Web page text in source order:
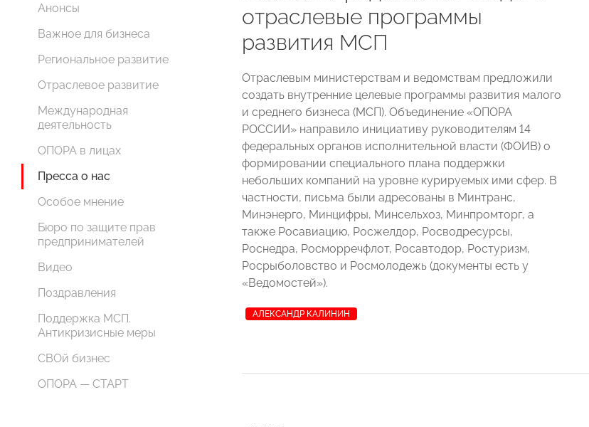
Анонсы
Важное для бизнеса
Региональное развитие
Отраслевое развитие
Международная
деятельность
ОПОРА в лицах
Пресса о нас
Особое мнение
Бюро по защите прав
предпринимателей
Видео
Поздравления
Поддержка МСП.
Антикризисные меры
СВОй бизнес
ОПОРА — СТАРТ
отраслевые программы
развития МСП
Отраслевым министерствам и ведомствам предложили
создать внутренние целевые программы развития малого
и среднего бизнеса (МСП). Объединение «ОПОРА
РОССИИ» направило инициативу руководителям 14
федеральных органов исполнительной власти (ФОИВ) о
формировании специального плана поддержки
небольших компаний на уровне курируемых ими сфер. В
частности, письма были адресованы в Минтранс,
Минэнерго, Минцифры, Минсельхоз, Минпромторг, а
также Росавиацию, Росжелдор, Росводресурсы,
Роснедра, Росморречфлот, Росавтодор, Ростуризм,
Росрыболовство и Росмолодежь (документы есть у
«Ведомостей»).
АЛЕКСАНДР КАЛИНИН